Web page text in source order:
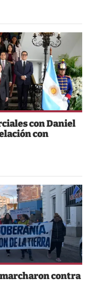
con Daniel
con
contra